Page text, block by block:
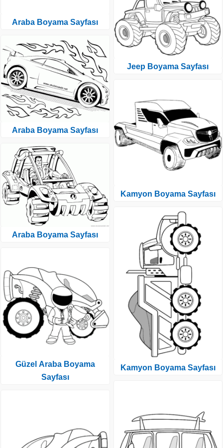
Araba Boyama Sayfası
Araba Boyama Sayfası
Araba Boyama Sayfası
Güzel Araba Boyama
Sayfası
Jeep Boyama Sayfası
Kamyon Boyama Sayfası
Kamyon Boyama Sayfası